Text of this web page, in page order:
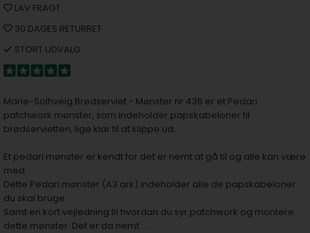
LAV FRAGT
30 DAGES RETURRET
STORT UDVALG
Marie-Solhveig Brødserviet - Mønster nr 436 er et Pedari
patchwork mønster, som indeholder papskabeloner til
brødservietten, lige klar til at klippe ud.
Et pedari mønster er kendt for det er nemt at gå til og alle kan være
med.
Dette Pedari mønster (A3 ark) indeholder alle de papskabeloner
du skal bruge.
Samt en kort vejledning til hvordan du syr patchwork og montere
dette mønster. Det er da nemt…..